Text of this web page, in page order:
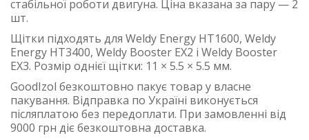
стабільної роботи двигуна. Ціна вказана за пару — 2
шт.
Щітки підходять для Weldy Energy HT1600, Weldy
Energy HT3400, Weldy Booster EX2 і Weldy Booster
EX3. Розмір однієї щітки: 11 × 5.5 × 5.5 мм.
GoodIzol безкоштовно пакує товар у власне
пакування. Відправка по Україні виконується
післяплатою без передоплати. При замовленні від
9000 грн діє безкоштовна доставка.